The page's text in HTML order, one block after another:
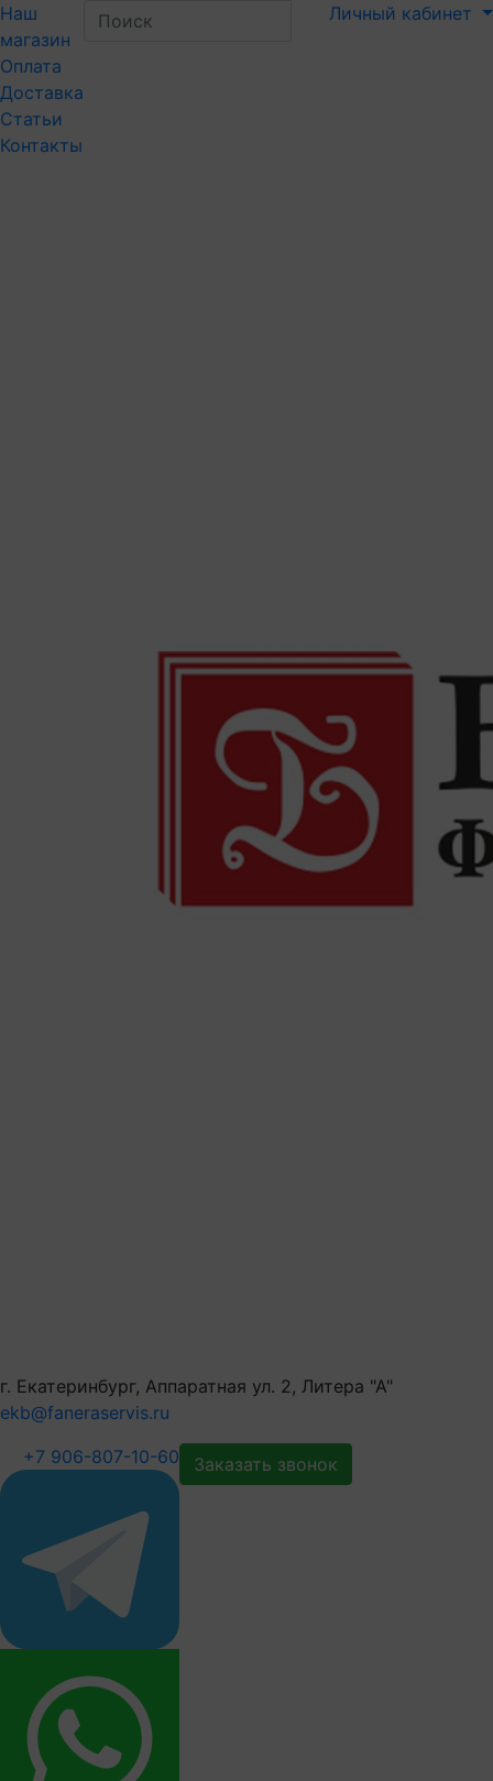
Наш
магазин
Оплата
Доставка
Статьи
Контакты
Личный кабинет
г. Екатеринбург, Аппаратная ул. 2, Литера "А"
ekb@faneraservis.ru
+7 906-807-10-60
Заказать звонок